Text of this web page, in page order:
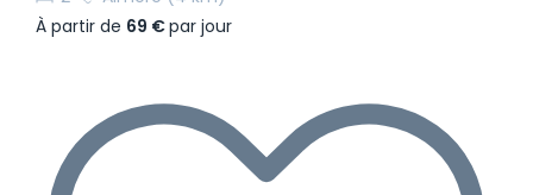
À partir de 69 €par jour